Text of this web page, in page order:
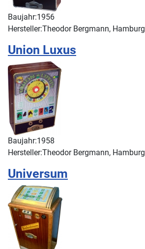
Baujahr:1956
Hersteller:Theodor Bergmann, Hamburg
Union Luxus
Baujahr:1958
Hersteller:Theodor Bergmann, Hamburg
Universum